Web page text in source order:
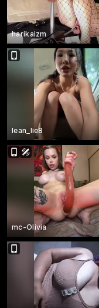
harikaizm
lean_lie8
mc-Olivia